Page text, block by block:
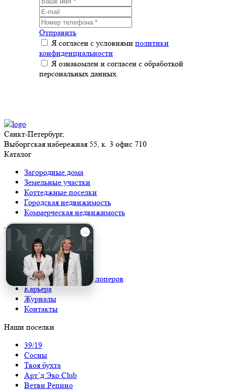
Отправить
Я согласен с условиями политики
конфиденциальности
Я ознакомлен и согласен с обработкой
персональных данных
Санкт-Петербург,
Выборгская набережная 55, к. 3 офис 710
Каталог
Загородные дома
Земельные участки
Коттеджные поселки
Городская недвижимость
Коммерческая недвижимость
Компания
О компании
Каталог
Новости
Консалтинг для девелоперов
Карьера
Журналы
Контакты
Наши поселки
39/19
Сосны
Твоя бухта
Арт’д Эко Club
Ветви.Репино